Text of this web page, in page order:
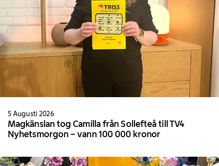
5 Augusti 2026
Magkänslan tog Camilla från Sollefteå till TV4
Nyhetsmorgon – vann 100 000 kronor